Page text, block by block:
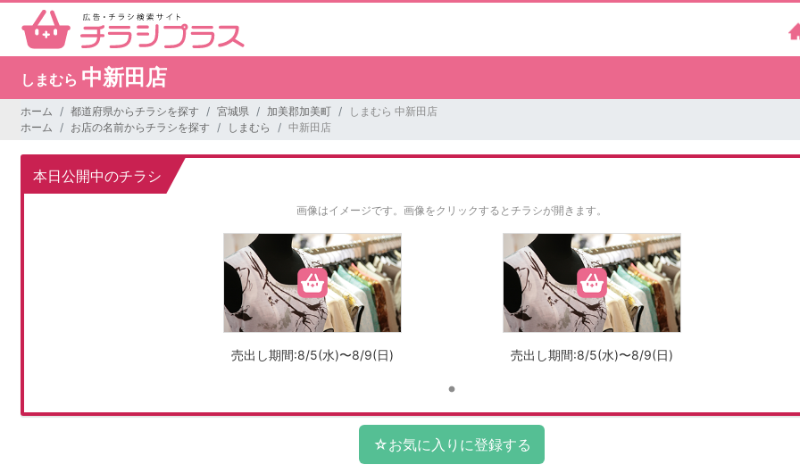
しまむら 中新田店
ホーム 都道府県からチラシを探す 宮城県 加美郡加美町
しまむら 中新田店
ホーム
お店の名前からチラシを探す しまむら 中新田店
本日公開中のチラシ
画像はイメージです。 画像をクリックするとチラシが開きます。
売出し期間:8/5(水)〜8/9(日) 売出し期間:8/5(水)〜8/9(日)